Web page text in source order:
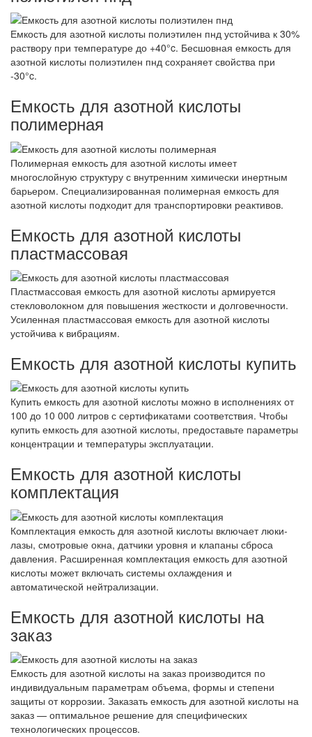
Емкость для азотной кислоты полиэтилен пнд устойчива к 30%
раствору при температуре до +40°c. Бесшовная емкость для
азотной кислоты полиэтилен пнд сохраняет свойства при
-30°c.
Емкость для азотной кислоты
полимерная
Полимерная емкость для азотной кислоты имеет
многослойную структуру с внутренним химически инертным
барьером. Специализированная полимерная емкость для
азотной кислоты подходит для транспортировки реактивов.
Емкость для азотной кислоты
пластмассовая
Пластмассовая емкость для азотной кислоты армируется
стекловолокном для повышения жесткости и долговечности.
Усиленная пластмассовая емкость для азотной кислоты
устойчива к вибрациям.
Емкость для азотной кислоты купить
Купить емкость для азотной кислоты можно в исполнениях от
100 до 10 000 литров с сертификатами соответствия. Чтобы
купить емкость для азотной кислоты, предоставьте параметры
концентрации и температуры эксплуатации.
Емкость для азотной кислоты
комплектация
Комплектация емкость для азотной кислоты включает люки-
лазы, смотровые окна, датчики уровня и клапаны сброса
давления. Расширенная комплектация емкость для азотной
кислоты может включать системы охлаждения и
автоматической нейтрализации.
Емкость для азотной кислоты на
заказ
Емкость для азотной кислоты на заказ производится по
индивидуальным параметрам объема, формы и степени
защиты от коррозии. Заказать емкость для азотной кислоты на
заказ — оптимальное решение для специфических
технологических процессов.